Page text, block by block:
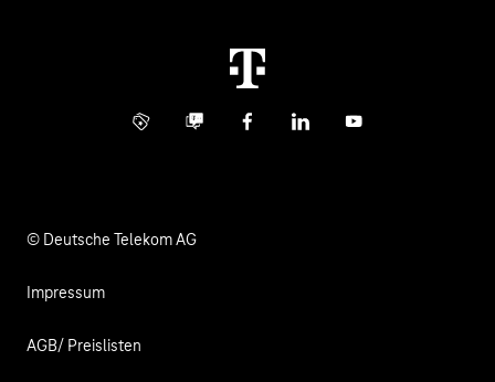
Info ServiceBusiness Community
FacebookLinkedInYouTube
© Deutsche Telekom AG
Impressum
AGB/ Preislisten